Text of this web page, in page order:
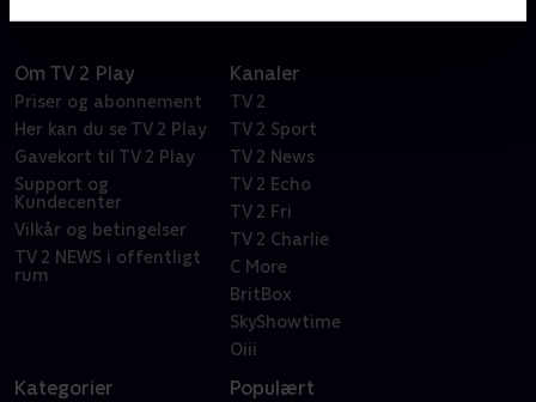
Om TV 2 Play
Priser og abonnement
Her kan du se TV 2 Play
Gavekort til TV 2 Play
Support og
Kundecenter
Vilkår og betingelser
TV 2 NEWS i offentligt
rum
Kanaler
TV 2
TV 2 Sport
TV 2 News
TV 2 Echo
TV 2 Fri
TV 2 Charlie
C More
BritBox
SkyShowtime
Oiii
Kategorier Populært